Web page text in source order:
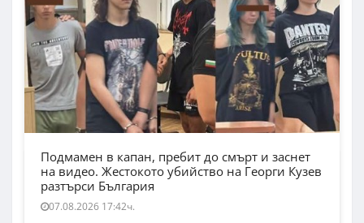
Подмамен в капан, пребит до смърт и заснет
на видео. Жестокото убийство на Георги Кузев
разтърси България
07.08.2026 17:42ч.